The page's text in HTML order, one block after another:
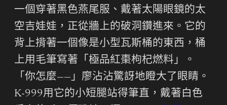
一個穿著黑色燕尾服、戴著太陽眼鏡的太
空吉娃娃，正從牆上的破洞鑽進來。它的
背上揹著一個像是小型瓦斯桶的東西，桶
上用毛筆寫著「極品紅棗枸杞燃料」。
「你怎麼——」廖沾沾驚訝地瞪大了眼睛。
K-999用它的小短腿站得筆直，戴著白色